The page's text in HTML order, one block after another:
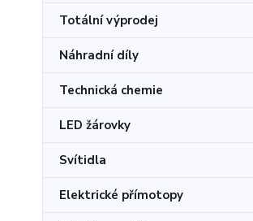
Totální výprodej
Náhradní díly
Technická chemie
LED žárovky
Svítidla
Elektrické přímotopy